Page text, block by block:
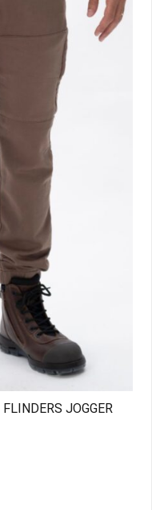
FLINDERS JOGGER | דגמח כותנה גמיש וקל ליום יום